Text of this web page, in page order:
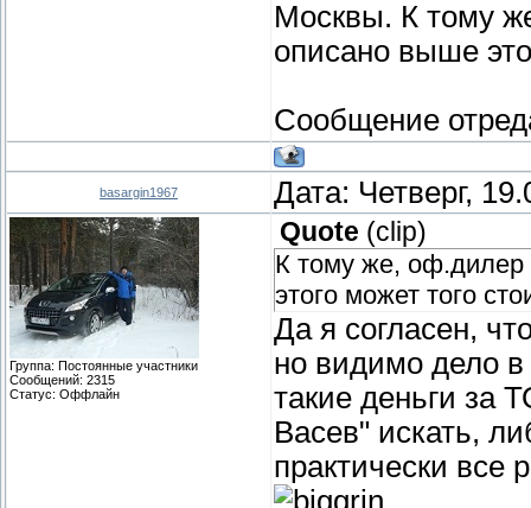
Москвы. К тому
описано выше
Сообщение
basargin1967 Дата: Четверг,
Группа: Постоянные участники
Сообщений: 2315
Статус: Оффлайн
Quote (clip)
К тому же, оф.дилер
этого может того
Да я согласен,
но видимо дело в
такие деньги за
Васев" искать,
практически